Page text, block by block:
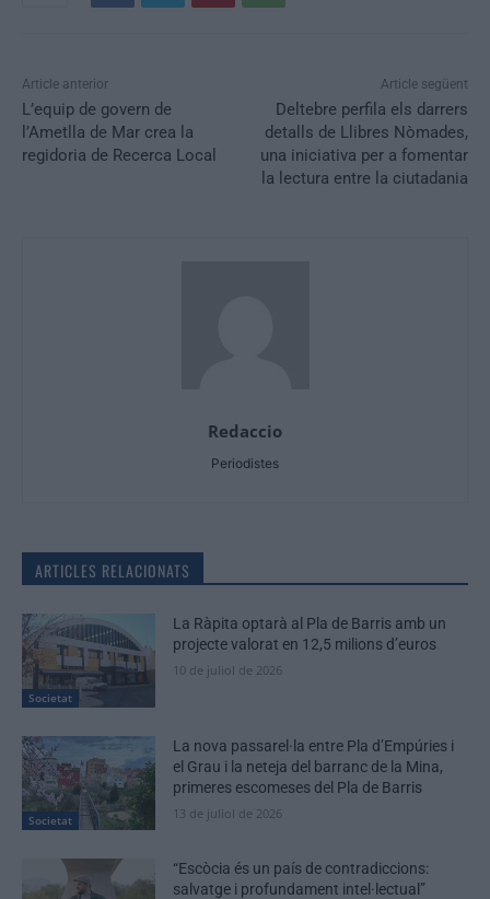
Article anterior
L’equip de govern de
l’Ametlla de Mar crea la
regidoria de Recerca Local
Article següent
Deltebre perfila els darrers
detalls de Llibres Nòmades,
una iniciativa per a fomentar
la lectura entre la ciutadania
Redaccio
Periodistes
ARTICLES RELACIONATS
Societat
La Ràpita optarà al Pla de Barris amb un
projecte valorat en 12,5 milions d’euros
10 de juliol de 2026
Societat
La nova passarel·la entre Pla d’Empúries i
el Grau i la neteja del barranc de la Mina,
primeres escomeses del Pla de Barris
13 de juliol de 2026
“Escòcia és un país de contradiccions:
salvatge i profundament intel·lectual”